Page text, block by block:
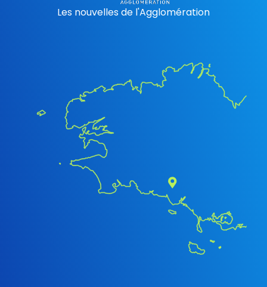
Les nouvelles de l'Agglomération